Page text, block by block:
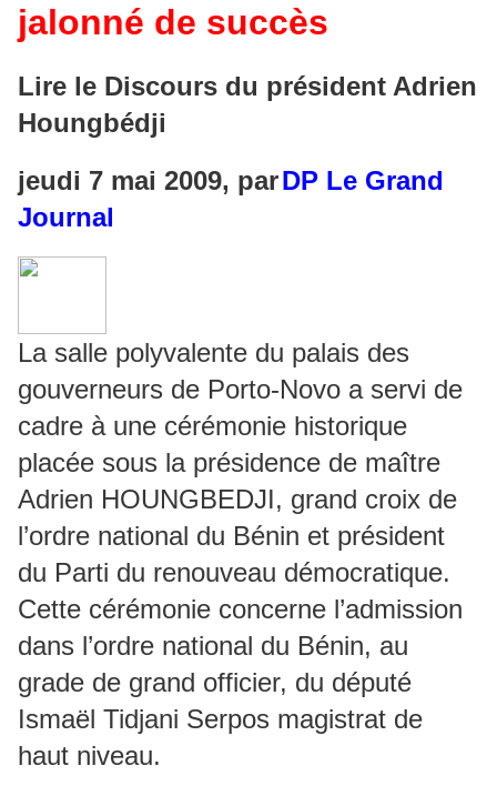
jalonné de succès
Lire le Discours du président Adrien
Houngbédji
jeudi 7 mai 2009, parDP Le Grand
Journal
La salle polyvalente du palais des
gouverneurs de Porto-Novo a servi de
cadre à une cérémonie historique
placée sous la présidence de maître
Adrien HOUNGBEDJI, grand croix de
l’ordre national du Bénin et président
du Parti du renouveau démocratique.
Cette cérémonie concerne l’admission
dans l’ordre national du Bénin, au
grade de grand officier, du député
Ismaël Tidjani Serpos magistrat de
haut niveau.